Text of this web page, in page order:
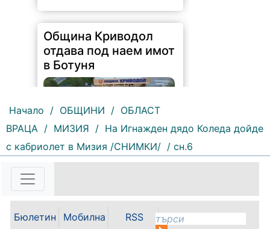
Община Криводол
отдава под наем имот
в Ботуня
164 | 2026-08-07 11:30:54
ВРАЦА 3060 гр. Криводол, ул.
„Освобождение” № 13, тел.
09117/20-45, e-mail:
krivodol@mbox.is-bg.net ОБЯВА
Начало / ОБЩИНИ / ОБЛАСТ
ВРАЦА / МИЗИЯ / На Игнажден дядо Коледа дойде
с кабриолет в Мизия /СНИМКИ/ / сн.6
Бюлетин
Мобилна
RSS